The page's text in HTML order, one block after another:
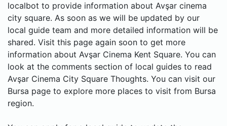
localbot to provide information about Avşar cinema
city square. As soon as we will be updated by our
local guide team and more detailed information will be
shared. Visit this page again soon to get more
information about Avşar Cinema Kent Square. You can
look at the comments section of local guides to read
Avşar Cinema City Square Thoughts. You can visit our
Bursa page to explore more places to visit from Bursa
region.